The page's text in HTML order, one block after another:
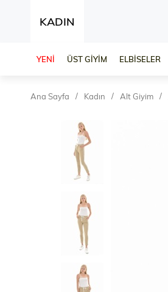
KADIN
YENİ ÜST GİYİM ELBİSELER
Ana Sayfa Kadın Alt Giyim